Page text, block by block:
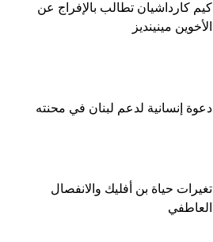
كيم كارداشيان تطالب بالإفراج عن
الأخوين مينينديز
دعوة إنسانية لدعم لبنان في محنته
تغيرات حياة بن أفليك والانفصال
العاطفي